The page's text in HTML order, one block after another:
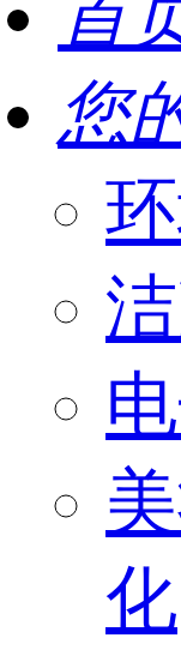
首
您
化